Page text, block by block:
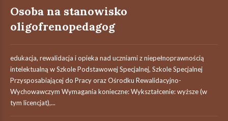
Osoba na stanowisko
oligofrenopedagog
edukacja, rewalidacja i opieka nad uczniami z niepełnoprawnością
intelektualną w Szkole Podstawowej Specjalnej, Szkole Specjalnej
Przysposabiającej do Pracy oraz Ośrodku Rewalidacyjno-
Wychowawczym Wymagania konieczne: Wykształcenie: wyższe (w
tym licencjat),...